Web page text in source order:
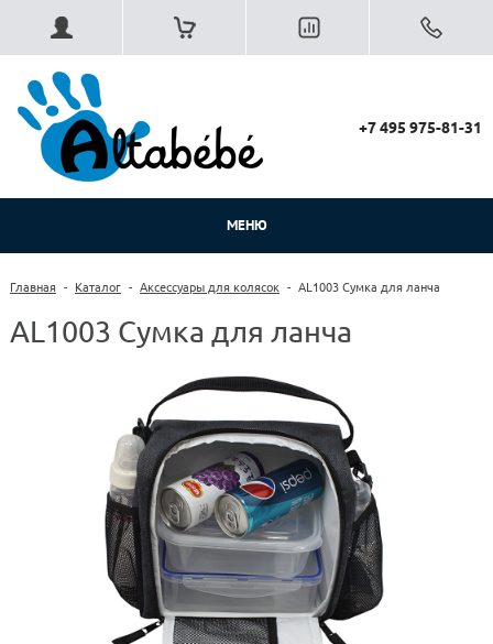
+7 495 975-81-31
МЕНЮ
Главная - Каталог - Аксессуары для колясок - AL1003 Сумка для ланча
AL1003 Сумка для ланча